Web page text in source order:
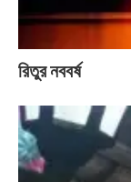
রিতুর নববর্ষ